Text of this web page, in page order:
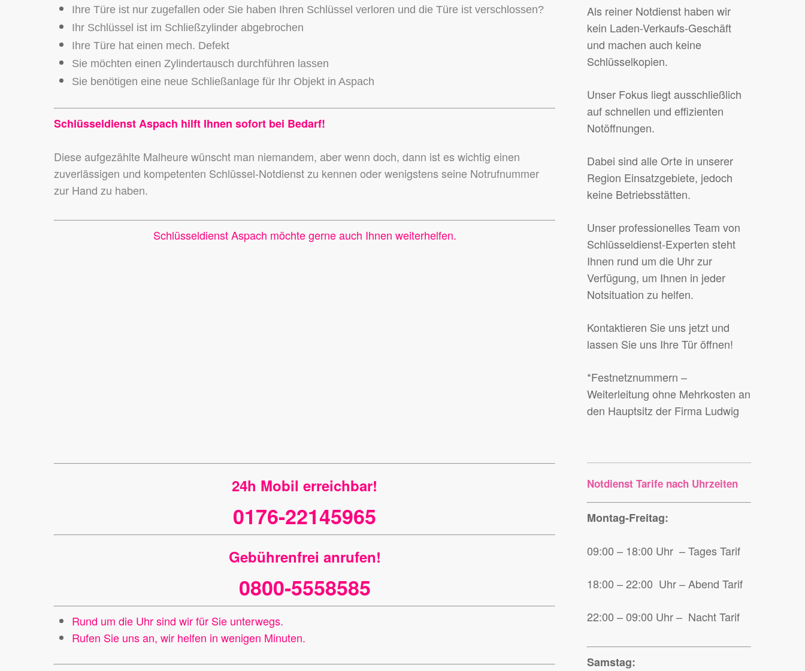
Ihre Türe ist nur zugefallen oder Sie haben Ihren Schlüssel verloren und die Türe ist verschlossen?
Ihr Schlüssel ist im Schließzylinder abgebrochen
Ihre Türe hat einen mech. Defekt
Sie möchten einen Zylindertausch durchführen lassen
Sie benötigen eine neue Schließanlage für Ihr Objekt in Aspach
Schlüsseldienst Aspach hilft Ihnen sofort bei Bedarf!
Diese aufgezählte Malheure wünscht man niemandem, aber wenn doch, dann ist es wichtig einen
zuverlässigen und kompetenten Schlüssel-Notdienst zu kennen oder wenigstens seine Notrufnummer
zur Hand zu haben.
Schlüsseldienst Aspach möchte gerne auch Ihnen weiterhelfen.
24h Mobil erreichbar!
0176-22145965
Gebührenfrei anrufen!
0800-5558585
Rund um die Uhr sind wir für Sie unterwegs.
Rufen Sie uns an, wir helfen in wenigen Minuten.
Als reiner Notdienst haben wir
kein Laden-Verkaufs-Geschäft
und machen auch keine
Schlüsselkopien.
Unser Fokus liegt ausschließlich
auf schnellen und effizienten
Notöffnungen.
Dabei sind alle Orte in unserer
Region Einsatzgebiete, jedoch
keine Betriebsstätten.
Unser professionelles Team von
Schlüsseldienst-Experten steht
Ihnen rund um die Uhr zur
Verfügung, um Ihnen in jeder
Notsituation zu helfen.
Kontaktieren Sie uns jetzt und
lassen Sie uns Ihre Tür öffnen!
*Festnetznummern –
Weiterleitung ohne Mehrkosten an
den Hauptsitz der Firma Ludwig
Notdienst Tarife nach Uhrzeiten
Montag-Freitag:
09:00 – 18:00 Uhr – Tages Tarif
18:00 – 22:00 Uhr – Abend Tarif
22:00 – 09:00 Uhr – Nacht Tarif
Samstag: